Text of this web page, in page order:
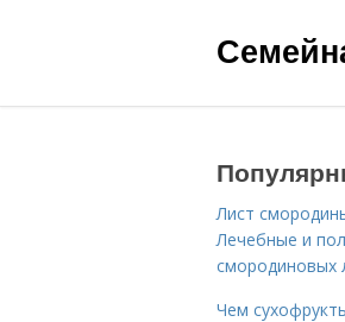
Лист
Лечебные и
смородиновых
Чем